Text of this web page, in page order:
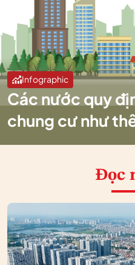
Infographic
Các nước quy
chung cư như
Đọc